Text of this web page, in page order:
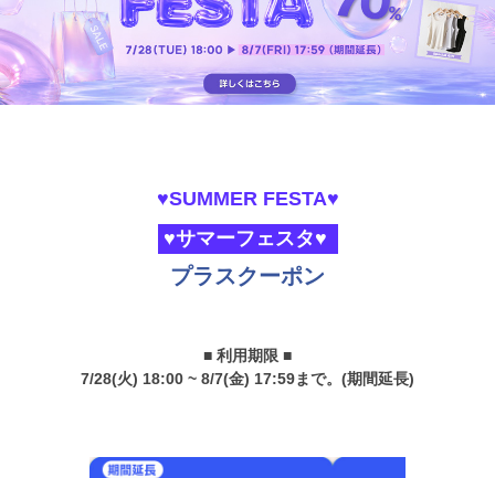
♥SUMMER FESTA♥
♥サマーフェスタ♥
プラスクーポン
■ 利用期限 ■
7/28(火) 18:00 ~ 8/7(金) 17:59まで。(期間延長)